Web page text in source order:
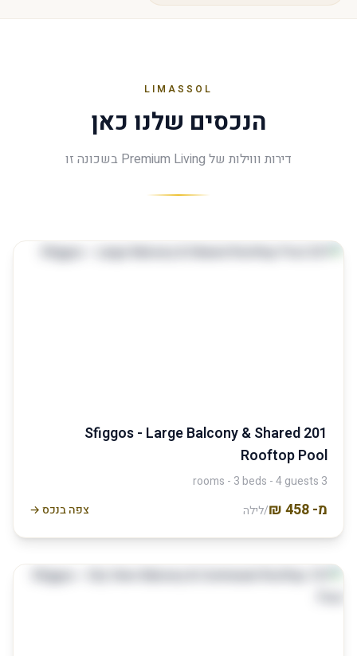
LIMASSOL
הנכסים שלנו כאן
דירות וווילות של Premium Living בשכונה זו
201 Sfiggos - Large Balcony & Shared
Rooftop Pool
3 rooms - 3 beds - 4 guests
מ- /לילה צפה בנכס →